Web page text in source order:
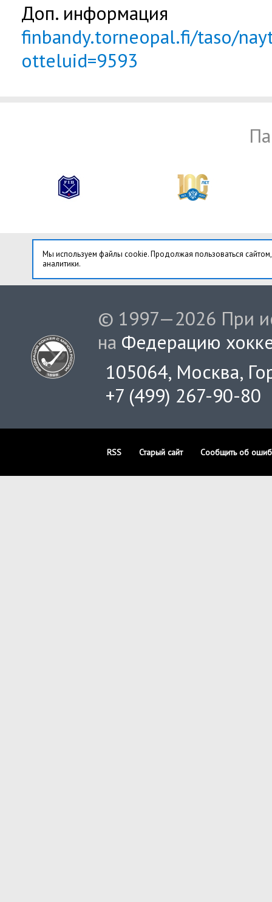
Доп. информация
finbandy.torneopal.fi/taso/
otteluid=9593
Мы используем файлы cookie. Продолжая пользоваться
аналитики.
© 1997—2026 При
на Федерацию
105064, Москва,
+7 (499) 267-90-80
RSS Старый сайт Сообщить об